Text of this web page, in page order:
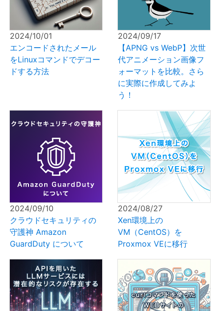
2024/10/01
エンコードされたメール
をLinuxコマンドでデコー
ドする方法
2024/09/17
【APNG vs WebP】次世
代アニメーション画像フ
ォーマットを比較。さら
に実際に作成してみよ
う！
2024/09/10
クラウドセキュリティの
守護神 Amazon
GuardDuty について
2024/08/27
Xen環境上の
VM（CentOS）を
Proxmox VEに移行